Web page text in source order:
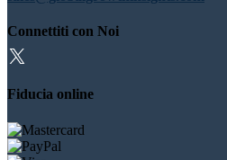
Connettiti con Noi
Fiducia online